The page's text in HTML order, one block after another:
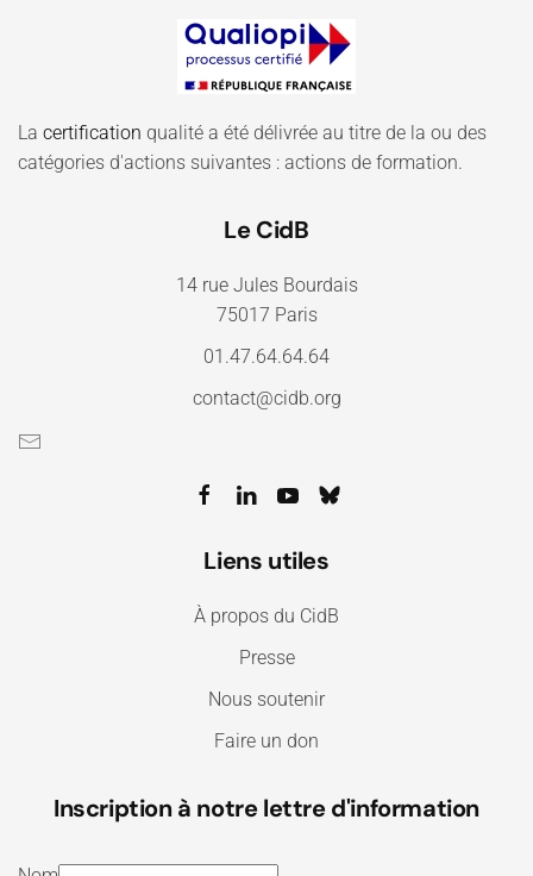
La certification qualité a été délivrée au titre de la ou des
catégories d'actions suivantes : actions de formation.
Le CidB
14 rue Jules Bourdais
75017 Paris
01.47.64.64.64
contact@cidb.org
Liens utiles
À propos du CidB
Presse
Nous soutenir
Faire un don
Inscription à notre lettre d'information